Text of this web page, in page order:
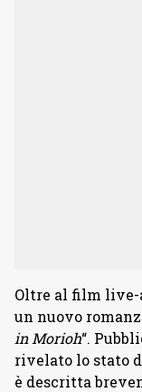
Oltre al film live-
un nuovo
in Morioh“.
rivelato lo stato
è descritta